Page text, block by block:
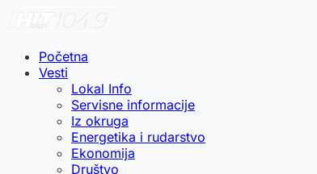
Početna
Vesti
Lokal Info
Servisne informacije
Iz okruga
Energetika i rudarstvo
Ekonomija
Društvo